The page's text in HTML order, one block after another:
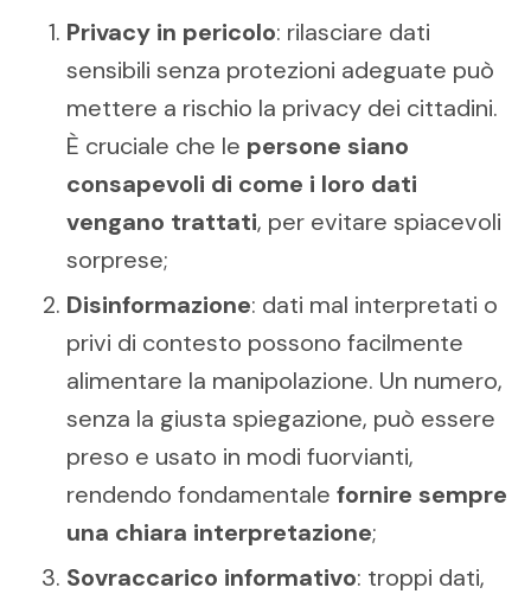
Privacy in pericolo: rilasciare dati
sensibili senza protezioni adeguate può
mettere a rischio la privacy dei cittadini.
È cruciale che le persone siano
consapevoli di come i loro dati
vengano trattati, per evitare spiacevoli
sorprese;
Disinformazione: dati mal interpretati o
privi di contesto possono facilmente
alimentare la manipolazione. Un numero,
senza la giusta spiegazione, può essere
preso e usato in modi fuorvianti,
rendendo fondamentale fornire sempre
una chiara interpretazione;
Sovraccarico informativo: troppi dati,